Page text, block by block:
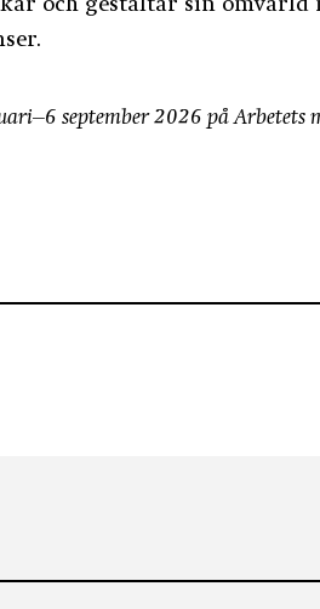
och gestaltar sin omvärld
september 2026 på Arbetets